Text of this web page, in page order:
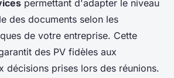
permettant d'adapter le niveau
des documents selon les
de votre entreprise. Cette
des PV fidèles aux
décisions prises lors des réunions.